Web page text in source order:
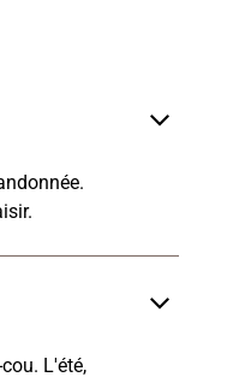
L'été,